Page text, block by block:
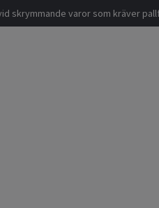
skrymmande varor som kräver